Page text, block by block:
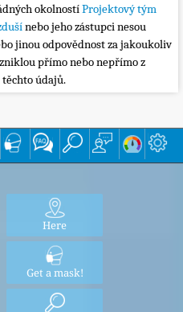
okolnostíProjektový tým
nebo jeho zástupci nesou
jinou odpovědnost za jakoukoliv
přímo nebo nepřímo z
údajů.
Here
Get a mask!